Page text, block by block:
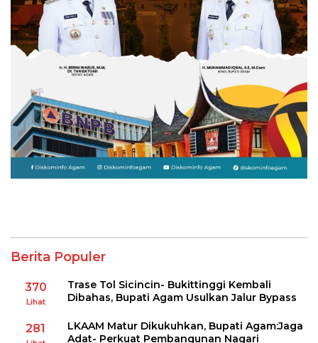
Berita Populer
370
Lihat
Trase Tol Sicincin- Bukittinggi Kembali
Dibahas, Bupati Agam Usulkan Jalur Bypass
281
LKAAM Matur Dikukuhkan, Bupati Agam:Jaga
Adat- Perkuat Pembangunan Nagari